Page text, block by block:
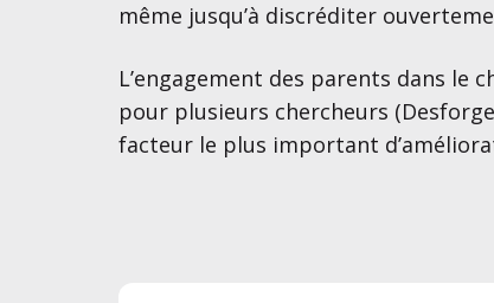
même jusqu’à discréditer
L’engagement des parents dans le
pour plusieurs chercheurs
facteur le plus important